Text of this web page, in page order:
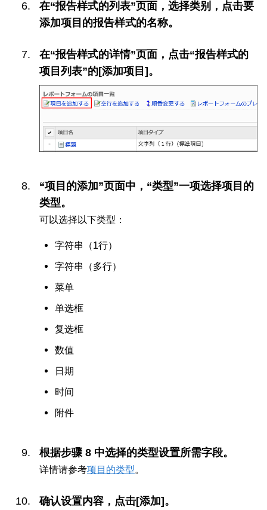
在“报告样式的列表”页面，选择类别，点击要
添加项目的报告样式的名称。
在“报告样式的详情”页面，点击“报告样式的
项目列表”的[添加项目]。
“项目的添加”页面中，“类型”一项选择项目的
类型。
可以选择以下类型：
字符串（1行）
字符串（多行）
菜单
单选框
复选框
数值
日期
时间
附件
根据步骤 8 中选择的类型设置所需字段。
详情请参考项目的类型。
确认设置内容，点击[添加]。